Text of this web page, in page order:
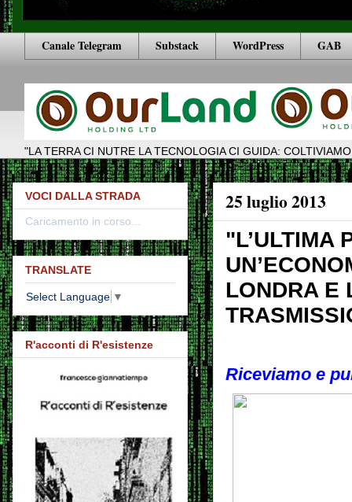
Canale Telegram Substack WordPress GAB
"LA TERRA CI NUTRE LA TECNOLOGIA CI GUIDA:
25 luglio 2013
"L’ULTIMA
LONDRA E
Riceviamo e
VOCI DALLA STRADA
Caricamento in corso...
TRANSLATE
Select Language ▼
R'acconti di R'esistenze